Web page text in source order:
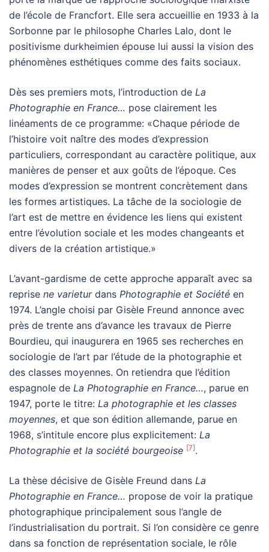
de l’école de Francfort. Elle sera accueillie en 1933 à la
Sorbonne par le philosophe Charles Lalo, dont le
positivisme durkheimien épouse lui aussi la vision des
phénomènes esthétiques comme des faits sociaux.
Dès ses premiers mots, l’introduction de La
Photographie en France… pose clairement les
linéaments de ce programme: «Chaque période de
l’histoire voit naître des modes d’expression
particuliers, correspondant au caractère politique, aux
manières de penser et aux goûts de l’époque. Ces
modes d’expression se montrent concrètement dans
les formes artistiques. La tâche de la sociologie de
l’art est de mettre en évidence les liens qui existent
entre l’évolution sociale et les modes changeants et
divers de la création artistique.»
L’avant-gardisme de cette approche apparaît avec sa
reprise ne varietur dans Photographie et Société en
1974. L’angle choisi par Gisèle Freund annonce avec
près de trente ans d’avance les travaux de Pierre
Bourdieu, qui inaugurera en 1965 ses recherches en
sociologie de l’art par l’étude de la photographie et
des classes moyennes. On retiendra que l’édition
espagnole de La Photographie en France…, parue en
1947, porte le titre: La photographie et les classes
moyennes, et que son édition allemande, parue en
1968, s’intitule encore plus explicitement: La
Photographie et la société bourgeoise [7].
La thèse décisive de Gisèle Freund dans La
Photographie en France… propose de voir la pratique
photographique principalement sous l’angle de
l’industrialisation du portrait. Si l’on considère ce genre
dans sa fonction de représentation sociale, le rôle